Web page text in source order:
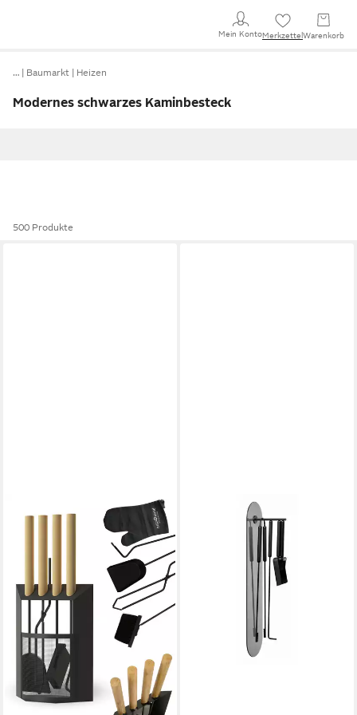
Mein KontoMerkzettel Warenkorb
… Baumarkt Heizen
Modernes schwarzes Kaminbesteck
500 Produkte